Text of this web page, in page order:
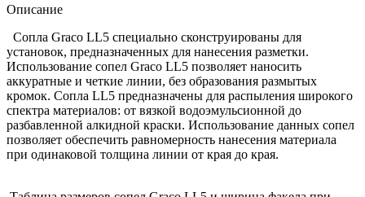
Описание
Сопла Graco LL5 специально сконструированы для
установок, предназначенных для нанесения разметки.
Использование сопел Graco LL5 позволяет наносить
аккуратные и четкие линии, без образования размытых
кромок. Сопла LL5 предназначены для распыления широкого
спектра материалов: от вязкой водоэмульсионной до
разбавленной алкидной краски. Использование данных сопел
позволяет обеспечить равномерность нанесения материала
при одинаковой толщина линии от края до края.